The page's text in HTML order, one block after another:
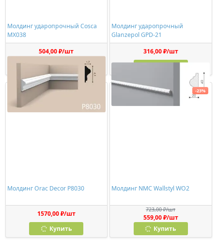
Молдинг ударопрочный Cosca
MX038
504,00 ₽/шт
Купить
Молдинг ударопрочный
Glanzepol GPD-21
316,00 ₽/шт
Молдинг Orac Decor P8030
1570,00 ₽/шт
Купить
Молдинг NMC Wallstyl WO2
723,00 ₽/шт
559,00 ₽/шт
Купить
-23%